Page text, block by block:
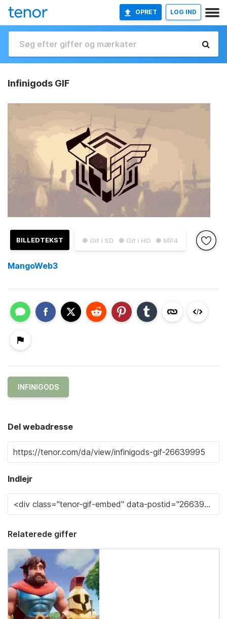
OPRET LOG IND
Infinigods GIF
● Gif i SD ● Gif i HD ● MP4
BILLEDTEKST
MangoWeb3
INFINIGODS
Del webadresse
Indlejr
Relaterede giffer